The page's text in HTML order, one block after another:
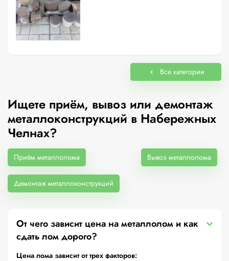
Все категории
Ищете приём, вывоз или демонтаж
металлоконструкций в Набережных
Челнах?
Приём металлолома Вывоз металлолома
Демонтаж металлоконструкций
От чего зависит цена на металлолом и как
сдать лом дорого?
Цена лома зависит от трех факторов: